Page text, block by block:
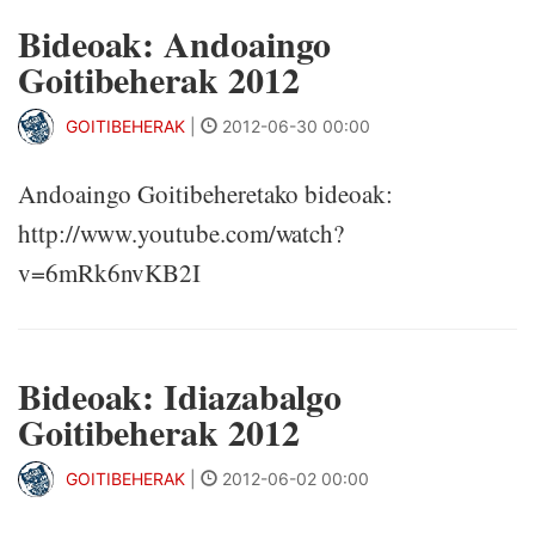
Bideoak: Andoaingo
Goitibeherak 2012
GOITIBEHERAK 2012-06-30 00:00
Andoaingo Goitibeheretako bideoak:
http://www.youtube.com/watch?
v=6mRk6nvKB2I
Bideoak: Idiazabalgo
Goitibeherak 2012
GOITIBEHERAK 2012-06-02 00:00